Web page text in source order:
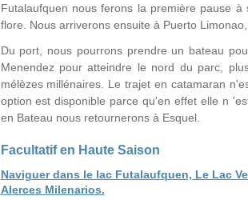
Futalaufquen nous ferons la première pause
flore. Nous arriverons ensuite à Puerto
Du port, nous pourrons prendre un bateau
Menendez pour atteindre le nord du parc,
mélèzes millénaires. Le trajet en catamaran
option est disponible parce qu'en effet elle n
en Bateau nous retournerons à Esquel.
Facultatif en Haute Saison
Naviguer dans le lac Futalaufquen, Le Lac
Alerces Milenarios.